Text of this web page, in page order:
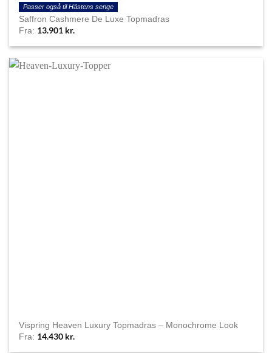
Passer også til Hästens senge
Saffron Cashmere De Luxe Topmadras
Fra: 13.901 kr.
Vispring Heaven Luxury Topmadras – Monochrome Look
Fra: 14.430 kr.